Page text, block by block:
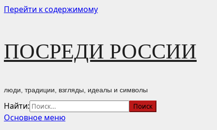
Перейти к содержимому
ПОСРЕДИ РОССИИ
люди, традиции, взгляды, идеалы и символы
Найти:
Основное меню